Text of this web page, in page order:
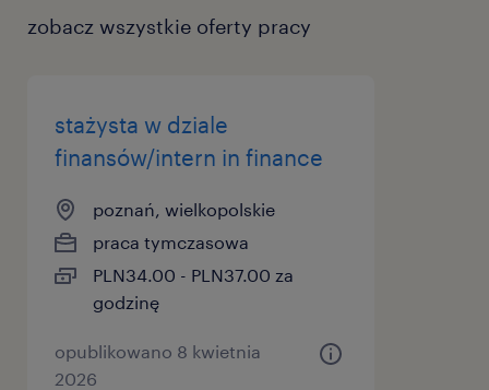
zobacz wszystkie oferty pracy
stażysta w dziale
finansów/intern in finance
poznań, wielkopolskie
praca tymczasowa
PLN34.00 - PLN37.00 za
godzinę
opublikowano 8 kwietnia
2026